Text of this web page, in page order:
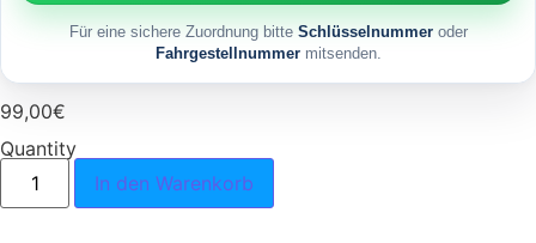
Für eine sichere Zuordnung bitte Schlüsselnummeroder
Fahrgestellnummermitsenden.
99,00€
Quantity
Anlasser VW 1,1 kW. z9 Porsche FA x Menge
In den Warenkorb